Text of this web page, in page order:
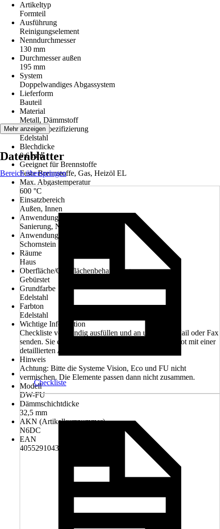
Artikeltyp
Formteil
Ausführung
Reinigungselement
Nenndurchmesser
130 mm
Durchmesser außen
195 mm
System
Doppelwandiges Abgassystem
Lieferform
Bauteil
Material
Metall, Dämmstoff
Materialspezifizierung
Edelstahl
Blechdicke
0,6 mm
Geeignet für Brennstoffe
Feste Brennstoffe, Gas, Heizöl EL
Max. Abgastemperatur
600 °C
Einsatzbereich
Außen, Innen
Anwendung
Sanierung, Neubau
Anwendungsbereich
Schornstein
Räume
Haus
Oberfläche/Oberflächenbehandlung
Gebürstet
Grundfarbe
Edelstahl
Farbton
Edelstahl
Wichtige Information
Checkliste vollständig ausfüllen und an uns per E-Mail oder Fax
senden. Sie erhalten von uns ein kostenfreies Angebot mit einer
detaillierten Auflistung aller benötigten Teile
Hinweis
Achtung: Bitte die Systeme Vision, Eco und FU nicht
vermischen. Die Elemente passen dann nicht zusammen.
Modell
DW-FU
Dämmschichtdicke
32,5 mm
AKN (Artikelkurznummer)
N6DC
EAN
4055291043249
Mehr anzeigen
Datenblätter
Bereich überspringen
Checkliste